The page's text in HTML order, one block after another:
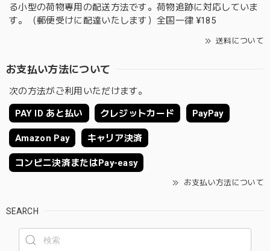
る小型の荷物専用の配送方法です。荷物追跡に対応していま
す。（郵便受けに配達いたします）全国一律 ¥185
送料について
お支払い方法について
次の方法がご利用いただけます。
PAY ID あと払い クレジットカード PayPay
Amazon Pay キャリア決済
コンビニ決済またはPay-easy
お支払い方法について
SEARCH